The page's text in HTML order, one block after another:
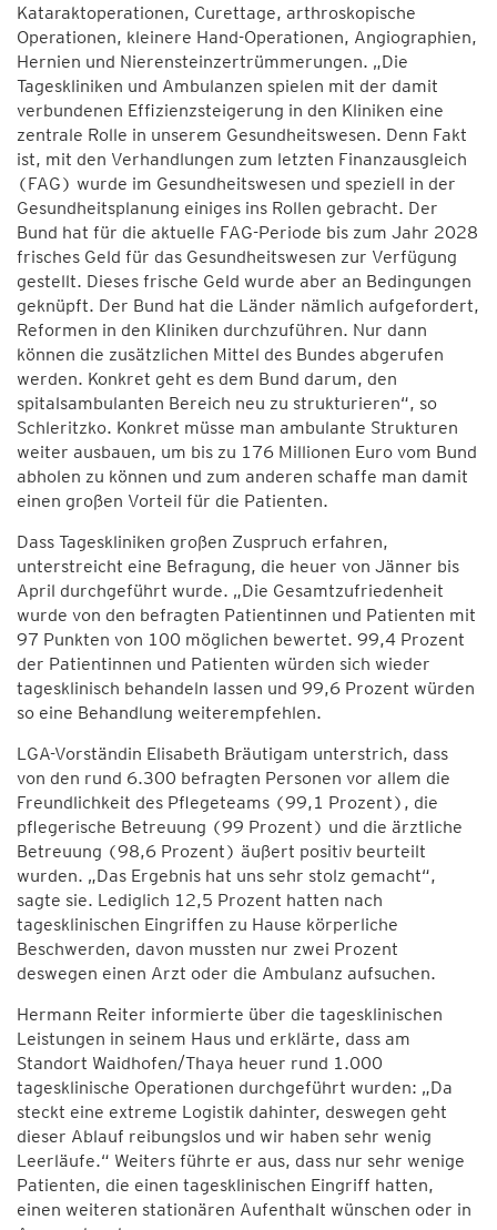
Kataraktoperationen, Curettage, arthroskopische
Operationen, kleinere Hand-Operationen, Angiographien,
Hernien und Nierensteinzertrümmerungen. „Die
Tageskliniken und Ambulanzen spielen mit der damit
verbundenen Effizienzsteigerung in den Kliniken eine
zentrale Rolle in unserem Gesundheitswesen. Denn Fakt
ist, mit den Verhandlungen zum letzten Finanzausgleich
(FAG) wurde im Gesundheitswesen und speziell in der
Gesundheitsplanung einiges ins Rollen gebracht. Der
Bund hat für die aktuelle FAG-Periode bis zum Jahr 2028
frisches Geld für das Gesundheitswesen zur Verfügung
gestellt. Dieses frische Geld wurde aber an Bedingungen
geknüpft. Der Bund hat die Länder nämlich aufgefordert,
Reformen in den Kliniken durchzuführen. Nur dann
können die zusätzlichen Mittel des Bundes abgerufen
werden. Konkret geht es dem Bund darum, den
spitalsambulanten Bereich neu zu strukturieren“, so
Schleritzko. Konkret müsse man ambulante Strukturen
weiter ausbauen, um bis zu 176 Millionen Euro vom Bund
abholen zu können und zum anderen schaffe man damit
einen großen Vorteil für die Patienten.
Dass Tageskliniken großen Zuspruch erfahren,
unterstreicht eine Befragung, die heuer von Jänner bis
April durchgeführt wurde. „Die Gesamtzufriedenheit
wurde von den befragten Patientinnen und Patienten mit
97 Punkten von 100 möglichen bewertet. 99,4 Prozent
der Patientinnen und Patienten würden sich wieder
tagesklinisch behandeln lassen und 99,6 Prozent würden
so eine Behandlung weiterempfehlen.
LGA-Vorständin Elisabeth Bräutigam unterstrich, dass
von den rund 6.300 befragten Personen vor allem die
Freundlichkeit des Pflegeteams (99,1 Prozent), die
pflegerische Betreuung (99 Prozent) und die ärztliche
Betreuung (98,6 Prozent) äußert positiv beurteilt
wurden. „Das Ergebnis hat uns sehr stolz gemacht“,
sagte sie. Lediglich 12,5 Prozent hatten nach
tagesklinischen Eingriffen zu Hause körperliche
Beschwerden, davon mussten nur zwei Prozent
deswegen einen Arzt oder die Ambulanz aufsuchen.
Hermann Reiter informierte über die tagesklinischen
Leistungen in seinem Haus und erklärte, dass am
Standort Waidhofen/Thaya heuer rund 1.000
tagesklinische Operationen durchgeführt wurden: „Da
steckt eine extreme Logistik dahinter, deswegen geht
dieser Ablauf reibungslos und wir haben sehr wenig
Leerläufe.“ Weiters führte er aus, dass nur sehr wenige
Patienten, die einen tagesklinischen Eingriff hatten,
einen weiteren stationären Aufenthalt wünschen oder in